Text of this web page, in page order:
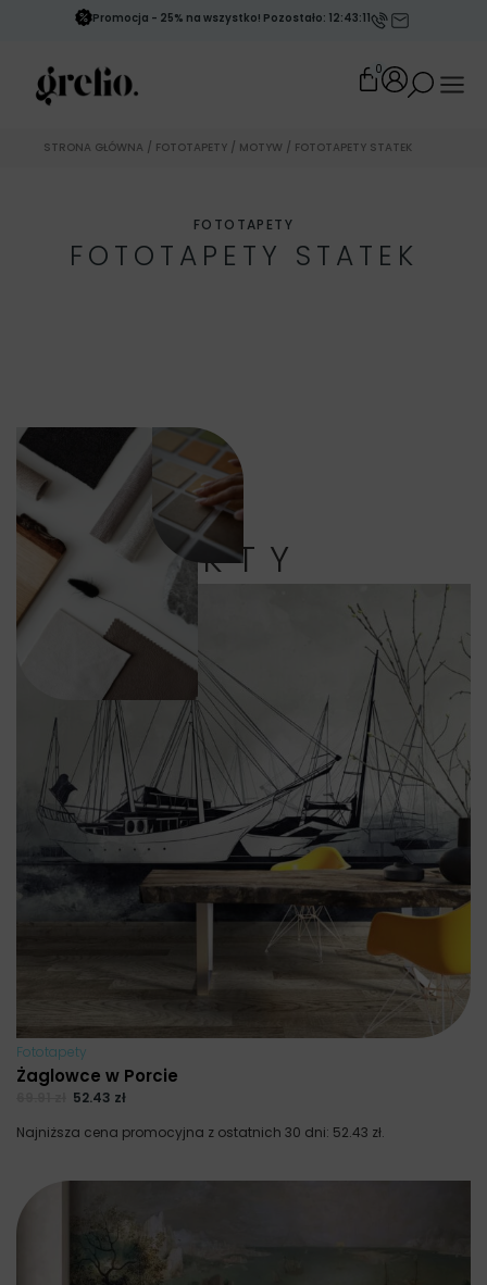
Promocja - 25% na wszystko! Pozostało: 12:43:10
0
STRONA GŁÓWNA / FOTOTAPETY / MOTYW / FOTOTAPETY STATEK
FOTOTAPETY
FOTOTAPETY STATEK
PRODUKTY
Fototapety
Żaglowce w Porcie
52.43 zł
Najniższa cena promocyjna z ostatnich 30 dni: 52.43 zł.